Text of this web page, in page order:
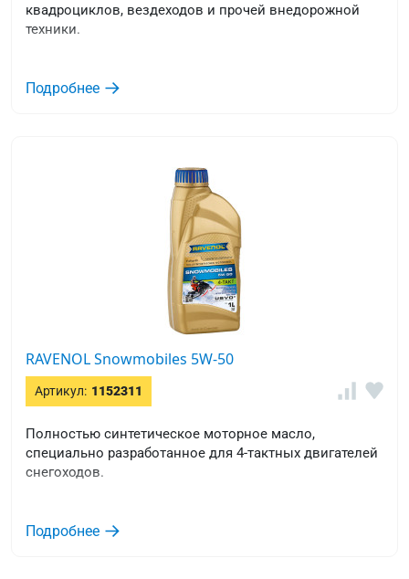
квадроциклов, вездеходов и прочей внедорожной
техники.
Подробнее
RAVENOL Snowmobiles 5W-50
Артикул: 1152311
Полностью синтетическое моторное масло,
специально разработанное для 4-тактных двигателей
снегоходов.
Подробнее